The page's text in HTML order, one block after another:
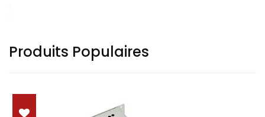
Produits Populaires